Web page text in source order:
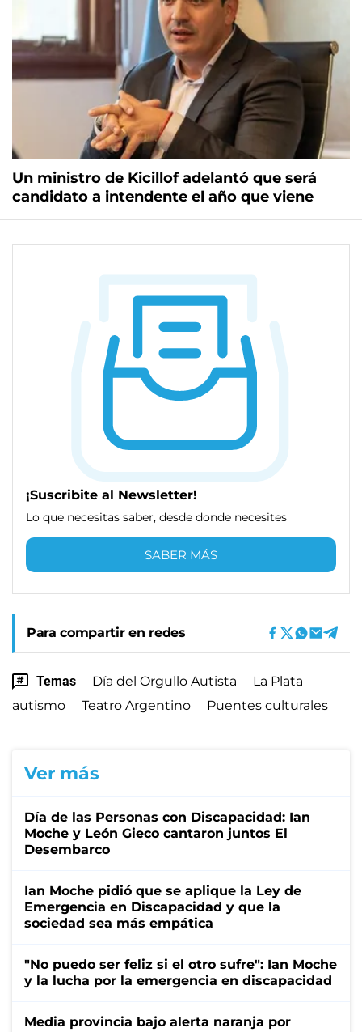
Un ministro de Kicillof adelantó que será
candidato a intendente el año que viene
¡Suscribite al Newsletter!
Lo que necesitas saber, desde donde necesites
SABER MÁS
Para compartir en redes
Temas Día del Orgullo Autista
La Plata
autismo
Teatro Argentino Puentes culturales
Ver más
Día de las Personas con Discapacidad: Ian
Moche y León Gieco cantaron juntos El
Desembarco
Ian Moche pidió que se aplique la Ley de
Emergencia en Discapacidad y que la
sociedad sea más empática
"No puedo ser feliz si el otro sufre": Ian Moche
y la lucha por la emergencia en discapacidad
Media provincia bajo alerta naranja por